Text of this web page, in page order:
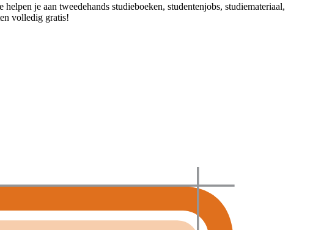
je aan tweedehands studieboeken, studentenjobs, studiemateriaal,
volledig gratis!